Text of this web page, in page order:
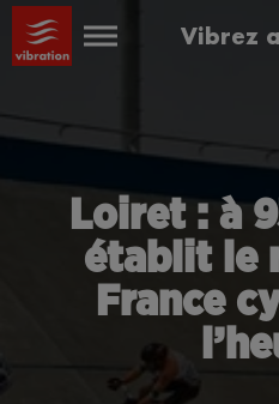
Vibrez
Loiret : à
établit le
France